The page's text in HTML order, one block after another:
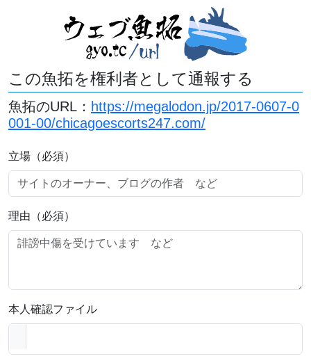
この魚拓を権利者として通報する
魚拓のURL： https://megalodon.jp/2017-0607-0
001-00/chicagoescorts247.com/
立場（必須）
理由（必須）
本人確認ファイル